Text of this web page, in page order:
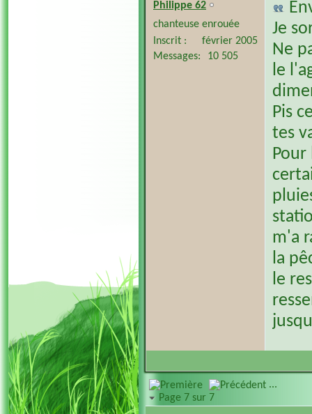
Philippe 62
chanteuse enrouée
Inscrit
février 2005
Messages
10 505
Je
Ne
le
Pis
tes
Pour
m'a
la
le
...
Page 7 sur 7